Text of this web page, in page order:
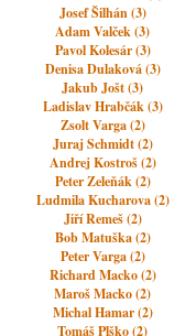
Josef Šilhán (3)
Adam Valček (3)
Pavol Kolesár (3)
Denisa Dulaková (3)
Jakub Jošt (3)
Ladislav Hrabčák (3)
Zsolt Varga (2)
Juraj Schmidt (2)
Andrej Kostroš (2)
Peter Zeleňák (2)
Ludmila Kucharova (2)
Jiří Remeš (2)
Bob Matuška (2)
Peter Varga (2)
Richard Macko (2)
Maroš Macko (2)
Michal Hamar (2)
Tomáš Plško (2)